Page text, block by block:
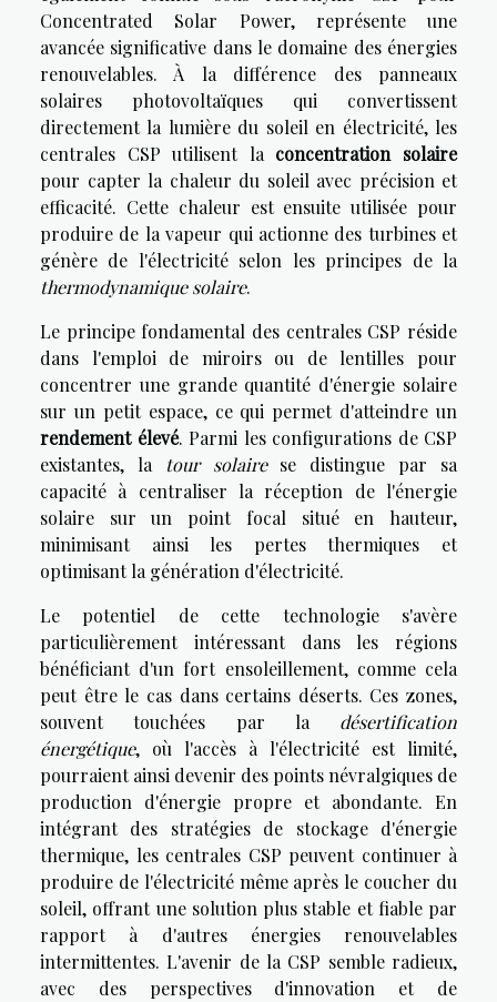
Concentrated Solar Power, représente une
avancée significative dans le domaine des énergies
renouvelables. À la différence des panneaux
solaires photovoltaïques qui convertissent
directement la lumière du soleil en électricité, les
centrales CSP utilisent la concentration solaire
pour capter la chaleur du soleil avec précision et
efficacité. Cette chaleur est ensuite utilisée pour
produire de la vapeur qui actionne des turbines et
génère de l'électricité selon les principes de la
thermodynamique solaire.
Le principe fondamental des centrales CSP réside
dans l'emploi de miroirs ou de lentilles pour
concentrer une grande quantité d'énergie solaire
sur un petit espace, ce qui permet d'atteindre un
rendement élevé. Parmi les configurations de CSP
existantes, la
tour solairese distingue par sa
capacité à centraliser la réception de l'énergie
solaire sur un point focal situé en hauteur,
minimisant ainsi les pertes thermiques et
optimisant la génération d'électricité.
Le potentiel de cette technologie s'avère
particulièrement intéressant dans les régions
bénéficiant d'un fort ensoleillement, comme cela
peut être le cas dans certains déserts. Ces zones,
souvent touchées par la désertification
énergétique, où l'accès à l'électricité est limité,
pourraient ainsi devenir des points névralgiques de
production d'énergie propre et abondante. En
intégrant des stratégies de stockage d'énergie
thermique, les centrales CSP peuvent continuer à
produire de l'électricité même après le coucher du
soleil, offrant une solution plus stable et fiable par
rapport à d'autres énergies renouvelables
intermittentes. L'avenir de la CSP semble radieux,
avec des perspectives d'innovation et de